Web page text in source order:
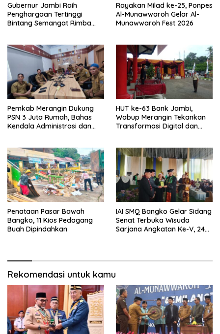
Gubernur Jambi Raih
Penghargaan Tertinggi
Bintang Semangat Rimba
Rayakan Milad ke-25, Ponpes
Al-Munawwaroh Gelar Al-
Munawwaroh Fest 2026
Pemkab Merangin Dukung
PSN 3 Juta Rumah, Bahas
Kendala Administrasi dan
HUT ke-63 Bank Jambi,
Wabup Merangin Tekankan
Transformasi Digital dan
Penataan Pasar Bawah
Bangko, 11 Kios Pedagang
Buah Dipindahkan
IAI SMQ Bangko Gelar Sidang
Senat Terbuka Wisuda
Sarjana Angkatan Ke-V, 243
Rekomendasi untuk kamu